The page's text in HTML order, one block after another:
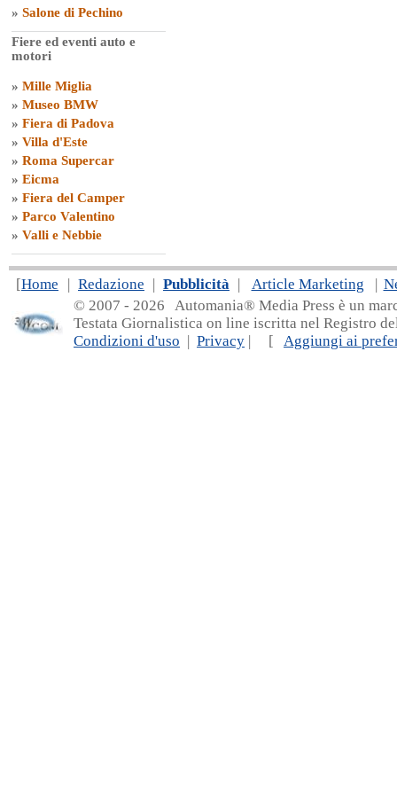
» Salone di Pechino
Fiere ed eventi auto e
motori
» Mille Miglia
» Museo BMW
» Fiera di Padova
» Villa d'Este
» Roma Supercar
» Eicma
» Fiera del Camper
» Parco Valentino
» Valli e Nebbie
[Home | Redazione | Pubblicità | Article Marketing |
© 2007 - 2026 Automania® Media Press è un
Testata Giornalistica on line iscritta nel Registro
Condizioni d'uso | Privacy | [ Aggiungi ai